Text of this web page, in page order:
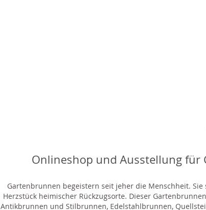
Onlineshop und Ausstellung für
Gartenbrunnen begeistern seit jeher die Menschheit.
Herzstück heimischer Rückzugsorte. Dieser
Antikbrunnen und Stilbrunnen, Edelstahlbrunnen,